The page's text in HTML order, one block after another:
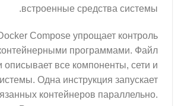
встроенные средства системы.
Compose упрощает контроль
программами. Файл
описывает все компоненты, сети и
Одна инструкция запускает
контейнеров параллельно.